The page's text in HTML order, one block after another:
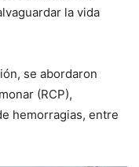
la vida
se abordaron
(RCP),
hemorragias, entre